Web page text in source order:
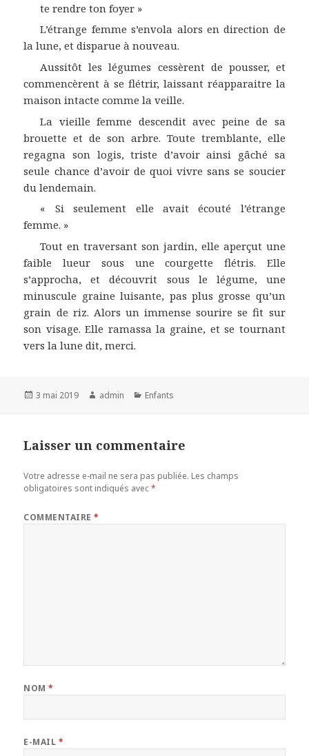
te rendre ton foyer »
L’étrange femme s’envola alors en direction de
la lune, et disparue à nouveau.
Aussitôt les légumes cessèrent de pousser, et
commencèrent à se flétrir, laissant réapparaitre la
maison intacte comme la veille.
La vieille femme descendit avec peine de sa
brouette et de son arbre. Toute tremblante, elle
regagna son logis, triste d’avoir ainsi gâché sa
seule chance d’avoir de quoi vivre sans se soucier
du lendemain.
« Si seulement elle avait écouté l’étrange
femme. »
Tout en traversant son jardin, elle aperçut une
faible lueur sous une courgette flétris. Elle
s’approcha, et découvrit sous le légume, une
minuscule graine luisante, pas plus grosse qu’un
grain de riz. Alors un immense sourire se fit sur
son visage. Elle ramassa la graine, et se tournant
vers la lune dit, merci.
Publié
3 mai 2019 Auteur
admin Catégories
Enfants
Laisser un commentaire
Votre adresse e-mail ne sera pas publiée. Les champs
obligatoires sont indiqués avec*
COMMENTAIRE*
NOM*
E-MAIL *